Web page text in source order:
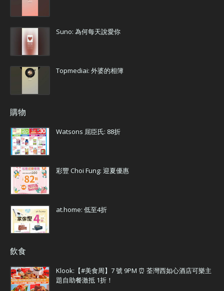
Suno: 為何每天說愛你
Topmediai: 外婆的相簿
購物
Watsons 屈臣氏: 88折
彩豐 Choi Fung: 迎夏優惠
at.home: 低至4折
飲食
Klook:【#美食周】7 號 9PM ⏰ 荃灣西如心酒店可樂主
題自助餐激抵 1折！